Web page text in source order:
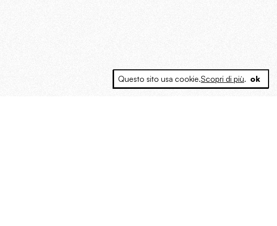
Questo sito usa cookie.Scopri di più. ok